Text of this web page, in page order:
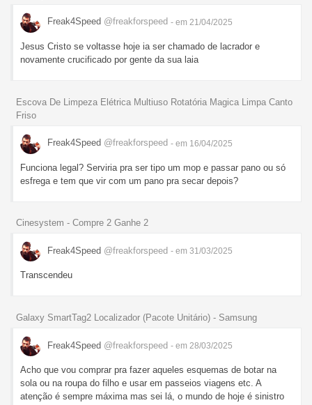
Freak4Speed @freakforspeed - em 21/04/2025
Jesus Cristo se voltasse hoje ia ser chamado de lacrador e
novamente crucificado por gente da sua laia
Escova De Limpeza Elétrica Multiuso Rotatória Magica Limpa Canto
Friso
Freak4Speed @freakforspeed - em 16/04/2025
Funciona legal? Serviria pra ser tipo um mop e passar pano ou só
esfrega e tem que vir com um pano pra secar depois?
Cinesystem - Compre 2 Ganhe 2
Freak4Speed @freakforspeed - em 31/03/2025
Transcendeu
Galaxy SmartTag2 Localizador (Pacote Unitário) - Samsung
Freak4Speed @freakforspeed - em 28/03/2025
Acho que vou comprar pra fazer aqueles esquemas de botar na
sola ou na roupa do filho e usar em passeios viagens etc. A
atenção é sempre máxima mas sei lá, o mundo de hoje é sinistro